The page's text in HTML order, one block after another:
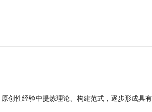
创性经验中提炼理论、构建范式，逐步形成具